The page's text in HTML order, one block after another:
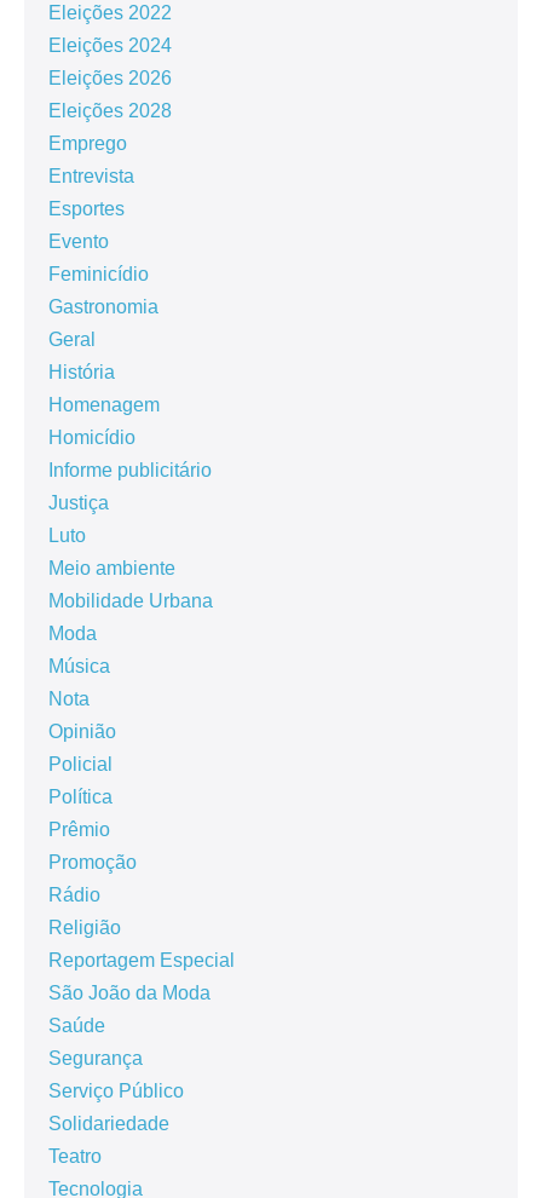
Eleições 2022
Eleições 2024
Eleições 2026
Eleições 2028
Emprego
Entrevista
Esportes
Evento
Feminicídio
Gastronomia
Geral
História
Homenagem
Homicídio
Informe publicitário
Justiça
Luto
Meio ambiente
Mobilidade Urbana
Moda
Música
Nota
Opinião
Policial
Política
Prêmio
Promoção
Rádio
Religião
Reportagem Especial
São João da Moda
Saúde
Segurança
Serviço Público
Solidariedade
Teatro
Tecnologia